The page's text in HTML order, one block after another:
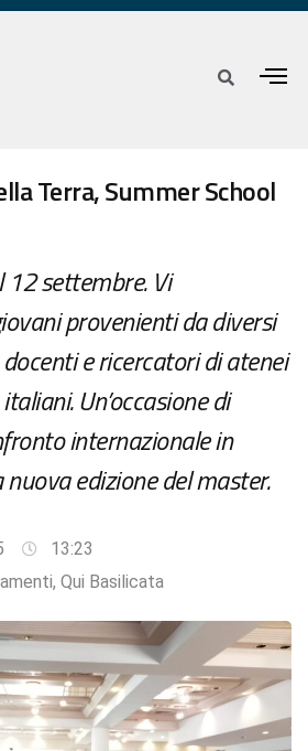
Terra, Summer School
12 settembre. Vi
provenienti da diversi
e ricercatori di atenei
Un’occasione di
internazionale in
edizione del master.
13:23
, Qui Basilicata